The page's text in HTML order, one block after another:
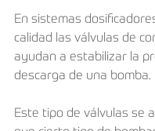
En sistemas
calidad las válvulas de
ayudan a estabilizar la
descarga de una bomba.
Este tipo de válvulas se